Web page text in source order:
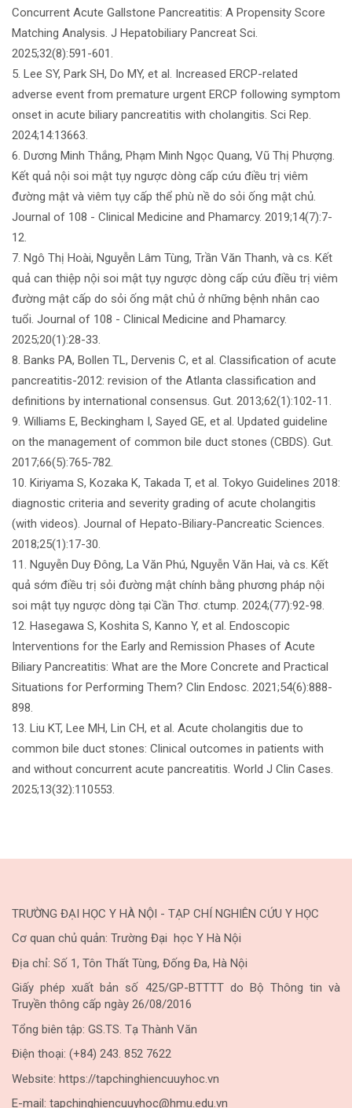
Concurrent Acute Gallstone Pancreatitis: A Propensity Score
Matching Analysis. J Hepatobiliary Pancreat Sci.
2025;32(8):591-601.
5. Lee SY, Park SH, Do MY, et al. Increased ERCP-related
adverse event from premature urgent ERCP following symptom
onset in acute biliary pancreatitis with cholangitis. Sci Rep.
2024;14:13663.
6. Dương Minh Thắng, Phạm Minh Ngọc Quang, Vũ Thị Phượng.
Kết quả nội soi mật tụy ngược dòng cấp cứu điều trị viêm
đường mật và viêm tụy cấp thể phù nề do sỏi ống mật chủ.
Journal of 108 - Clinical Medicine and Phamarcy. 2019;14(7):7-
12.
7. Ngô Thị Hoài, Nguyễn Lâm Tùng, Trần Văn Thanh, và cs. Kết
quả can thiệp nội soi mật tụy ngược dòng cấp cứu điều trị viêm
đường mật cấp do sỏi ống mật chủ ở những bệnh nhân cao
tuổi. Journal of 108 - Clinical Medicine and Phamarcy.
2025;20(1):28-33.
8. Banks PA, Bollen TL, Dervenis C, et al. Classification of acute
pancreatitis-2012: revision of the Atlanta classification and
definitions by international consensus. Gut. 2013;62(1):102-11.
9. Williams E, Beckingham I, Sayed GE, et al. Updated guideline
on the management of common bile duct stones (CBDS). Gut.
2017;66(5):765-782.
10. Kiriyama S, Kozaka K, Takada T, et al. Tokyo Guidelines 2018:
diagnostic criteria and severity grading of acute cholangitis
(with videos). Journal of Hepato-Biliary-Pancreatic Sciences.
2018;25(1):17-30.
11. Nguyễn Duy Đông, La Văn Phú, Nguyễn Văn Hai, và cs. Kết
quả sớm điều trị sỏi đường mật chính bằng phương pháp nội
soi mật tụy ngược dòng tại Cần Thơ. ctump. 2024;(77):92-98.
12. Hasegawa S, Koshita S, Kanno Y, et al. Endoscopic
Interventions for the Early and Remission Phases of Acute
Biliary Pancreatitis: What are the More Concrete and Practical
Situations for Performing Them? Clin Endosc. 2021;54(6):888-
898.
13. Liu KT, Lee MH, Lin CH, et al. Acute cholangitis due to
common bile duct stones: Clinical outcomes in patients with
and without concurrent acute pancreatitis. World J Clin Cases.
2025;13(32):110553.
TRƯỜNG ĐẠI HỌC Y HÀ NỘI - TẠP CHÍ NGHIÊN CỨU Y HỌC
Cơ quan chủ quản: Trường Đại học Y Hà Nội
Địa chỉ: Số 1, Tôn Thất Tùng, Đống Đa, Hà Nội
Giấy phép xuất bản số 425/GP-BTTTT do Bộ Thông tin và
Truyền thông cấp ngày 26/08/2016
Tổng biên tập: GS.TS. Tạ Thành Văn
Điện thoại: (+84) 243. 852 7622
Website: https://tapchinghiencuuyhoc.vn
E-mail: tapchinghiencuuyhoc@hmu.edu.vn